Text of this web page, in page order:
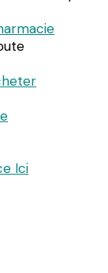
Ici